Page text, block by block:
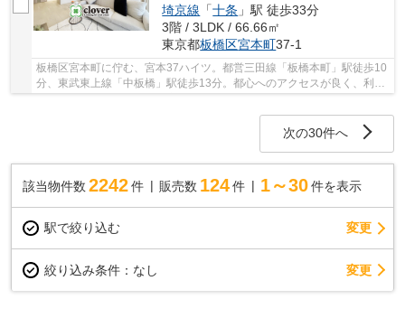
埼京線 「十条 」駅 徒歩33分
3階 / 3LDK / 66.66㎡
東京都板橋区宮本町37-1
板橋区宮本町に佇む、宮本37ハイツ。都営三田線「板橋本町」駅徒歩10
分、東武東上線「中板橋」駅徒歩13分。都心へのアクセスが良く、利便
次の30件へ
該当物件数 2242件 販売数 124 件 1～30 件を表示
駅で絞り込む 変更
絞り込み条件： なし 変更